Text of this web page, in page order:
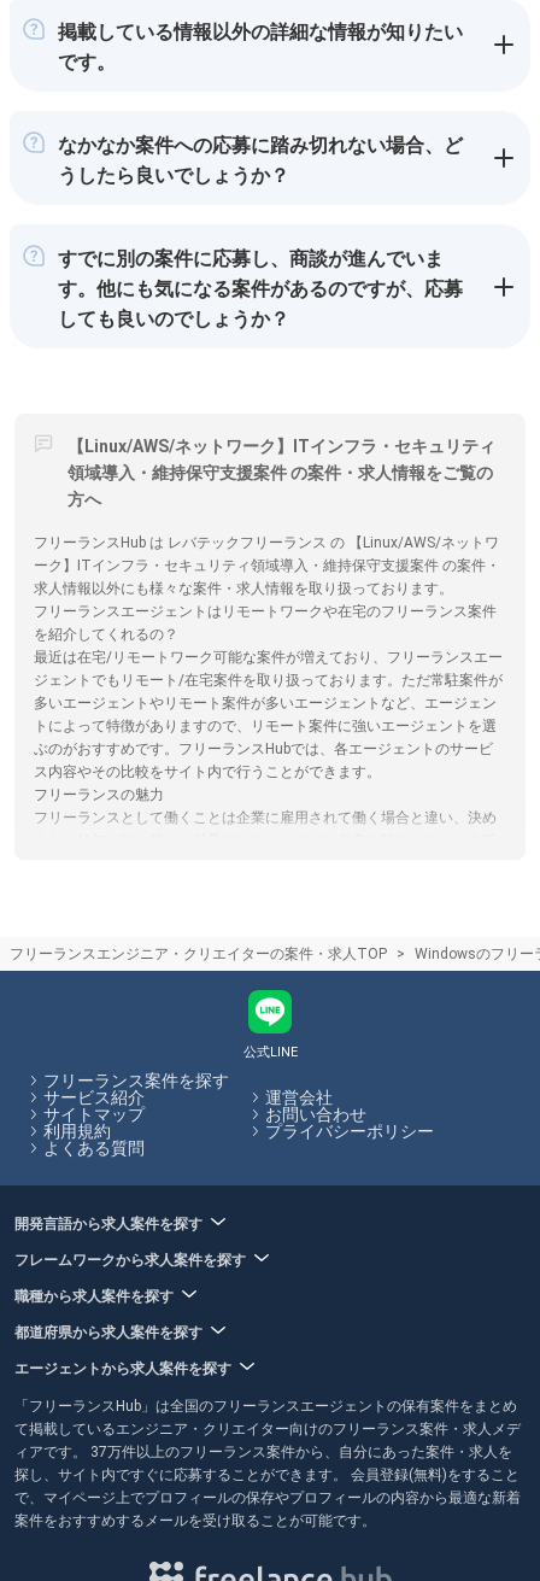
掲載している情報以外の詳細な情報が知りたい
です。
なかなか案件への応募に踏み切れない場合、ど
うしたら良いでしょうか？
すでに別の案件に応募し、商談が進んでいま
す。他にも気になる案件があるのですが、応募
しても良いのでしょうか？
【Linux/AWS/ネットワーク】ITインフラ・セキュリティ
領域導入・維持保守支援案件 の案件・求人情報をご覧の
方へ
フリーランスHub は レバテックフリーランス の 【Linux/AWS/ネットワ
ーク】ITインフラ・セキュリティ領域導入・維持保守支援案件 の案件・
求人情報以外にも様々な案件・求人情報を取り扱っております。
フリーランスエージェントはリモートワークや在宅のフリーランス案件
を紹介してくれるの？
最近は在宅/リモートワーク可能な案件が増えており、フリーランスエー
ジェントでもリモート/在宅案件を取り扱っております。ただ常駐案件が
多いエージェントやリモート案件が多いエージェントなど、エージェン
トによって特徴がありますので、リモート案件に強いエージェントを選
ぶのがおすすめです。フリーランスHubでは、各エージェントのサービ
ス内容やその比較をサイト内で行うことができます。
フリーランスの魅力
フリーランスとして働くことは企業に雇用されて働く場合と違い、決め
フリーランスエージェントは企業の案件とフリーランスを検討している
対し。クラウドソーシングはサイト上で直接案件を探すものになりま
す。クラウドソーシングサイトを利用する際は、フリーランスと発注者
が直接プラットフォームでやり取りするため、エージェントによるサポ
ートはありません。フリーランスHubではフリーランスエージェントの
保有する案件を多数掲載しています。
フリーランスHubはお客様のフリーランス案件探しを最大限サポートし
ていきます。
フリーランスエンジニア・クリエイターの案件・求人TOP Windowsのフリー
公式LINE
フリーランス案件を探す
サービス紹介
運営会社
サイトマップ
お問い合わせ
利用規約
プライバシーポリシー
よくある質問
開発言語から求人案件を探す
フレームワークから求人案件を探す
職種から求人案件を探す
都道府県から求人案件を探す
エージェントから求人案件を探す
「フリーランスHub」は全国のフリーランスエージェントの保有案件をまとめ
て掲載しているエンジニア・クリエイター向けのフリーランス案件・求人メデ
ィアです。 37万件以上のフリーランス案件から、自分にあった案件・求人を
探し、サイト内ですぐに応募することができます。 会員登録(無料)をすること
で、マイページ上でプロフィールの保存やプロフィールの内容から最適な新着
案件をおすすめするメールを受け取ることが可能です。